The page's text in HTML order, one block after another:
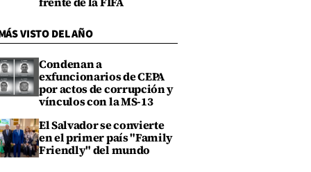
VISTO DEL AÑO
Condenan a
exfuncionarios de CEPA
por actos de corrupción y
vínculos con la MS-13
El Salvador se convierte
en el primer país "Family
Friendly" del mundo